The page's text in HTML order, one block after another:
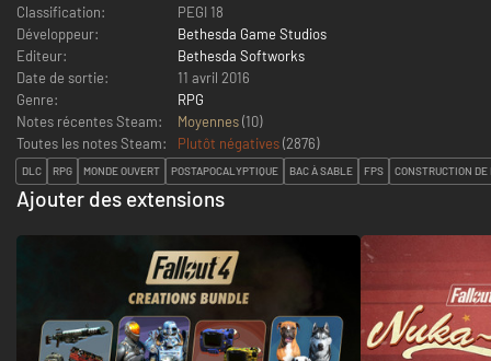
Classification:
PEGI 18
Développeur:
Bethesda Game Studios
Editeur:
Bethesda Softworks
Date de sortie:
11 avril 2016
Genre:
RPG
Notes récentes Steam:
Moyennes(10)
Toutes les notes Steam:
Plutôt négatives(2876)
DLC RPG MONDE OUVERT POSTAPOCALYPTIQUE BAC À SABLE FPS CONSTRUCTION DE
Ajouter des extensions